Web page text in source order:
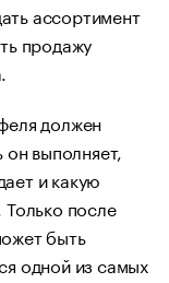
ассортимент
продажу
должен
выполняет,
и какую
после
быть
одной из самых